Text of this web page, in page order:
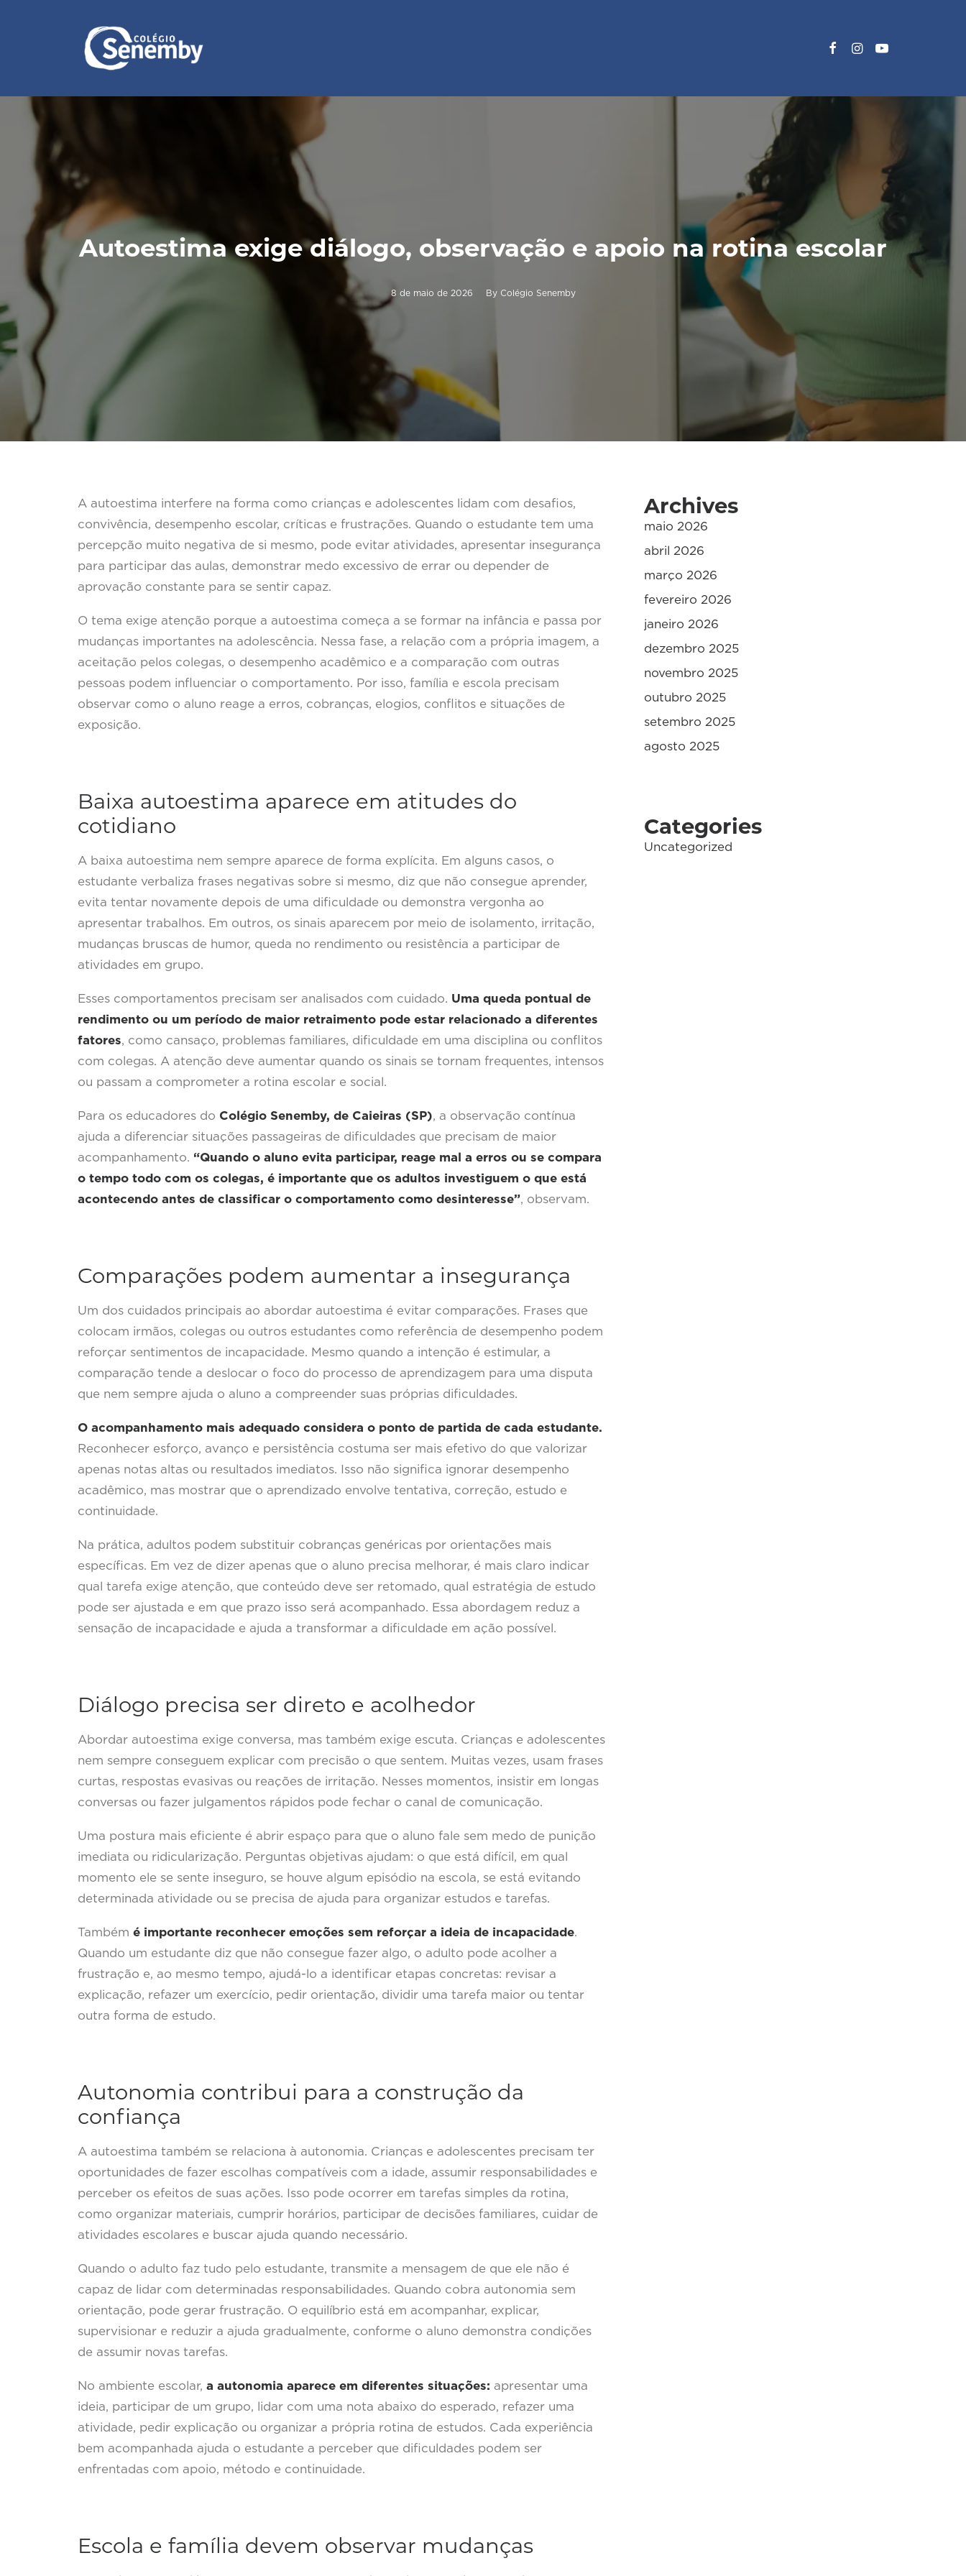
Autoestima exige diálogo, observação e apoio na rotina escolar
8 de maio de 2026 By Colégio Senemby
A autoestima interfere na forma como crianças e adolescentes lidam com desafios,
convivência, desempenho escolar, críticas e frustrações. Quando o estudante tem uma
percepção muito negativa de si mesmo, pode evitar atividades, apresentar insegurança
para participar das aulas, demonstrar medo excessivo de errar ou depender de
aprovação constante para se sentir capaz.
O tema exige atenção porque a autoestima começa a se formar na infância e passa por
mudanças importantes na adolescência. Nessa fase, a relação com a própria imagem, a
aceitação pelos colegas, o desempenho acadêmico e a comparação com outras
pessoas podem influenciar o comportamento. Por isso, família e escola precisam
observar como o aluno reage a erros, cobranças, elogios, conflitos e situações de
exposição.
Baixa autoestima aparece em atitudes do
cotidiano
A baixa autoestima nem sempre aparece de forma explícita. Em alguns casos, o
estudante verbaliza frases negativas sobre si mesmo, diz que não consegue aprender,
evita tentar novamente depois de uma dificuldade ou demonstra vergonha ao
apresentar trabalhos. Em outros, os sinais aparecem por meio de isolamento, irritação,
mudanças bruscas de humor, queda no rendimento ou resistência a participar de
atividades em grupo.
Esses comportamentos precisam ser analisados com cuidado. Uma queda pontual de
rendimento ou um período de maior retraimento pode estar relacionado a diferentes
fatores, como cansaço, problemas familiares, dificuldade em uma disciplina ou conflitos
com colegas. A atenção deve aumentar quando os sinais se tornam frequentes, intensos
ou passam a comprometer a rotina escolar e social.
Para os educadores do Colégio Senemby, de Caieiras (SP), a observação contínua
ajuda a diferenciar situações passageiras de dificuldades que precisam de maior
acompanhamento. “Quando o aluno evita participar, reage mal a erros ou se compara
o tempo todo com os colegas, é importante que os adultos investiguem o que está
acontecendo antes de classificar o comportamento como desinteresse”, observam.
Comparações podem aumentar a insegurança
Um dos cuidados principais ao abordar autoestima é evitar comparações. Frases que
colocam irmãos, colegas ou outros estudantes como referência de desempenho podem
reforçar sentimentos de incapacidade. Mesmo quando a intenção é estimular, a
comparação tende a deslocar o foco do processo de aprendizagem para uma disputa
que nem sempre ajuda o aluno a compreender suas próprias dificuldades.
O acompanhamento mais adequado considera o ponto de partida de cada estudante.
Reconhecer esforço, avanço e persistência costuma ser mais efetivo do que valorizar
apenas notas altas ou resultados imediatos. Isso não significa ignorar desempenho
acadêmico, mas mostrar que o aprendizado envolve tentativa, correção, estudo e
continuidade.
Na prática, adultos podem substituir cobranças genéricas por orientações mais
específicas. Em vez de dizer apenas que o aluno precisa melhorar, é mais claro indicar
qual tarefa exige atenção, que conteúdo deve ser retomado, qual estratégia de estudo
pode ser ajustada e em que prazo isso será acompanhado. Essa abordagem reduz a
sensação de incapacidade e ajuda a transformar a dificuldade em ação possível.
Diálogo precisa ser direto e acolhedor
Abordar autoestima exige conversa, mas também exige escuta. Crianças e adolescentes
nem sempre conseguem explicar com precisão o que sentem. Muitas vezes, usam frases
curtas, respostas evasivas ou reações de irritação. Nesses momentos, insistir em longas
conversas ou fazer julgamentos rápidos pode fechar o canal de comunicação.
Uma postura mais eficiente é abrir espaço para que o aluno fale sem medo de punição
imediata ou ridicularização. Perguntas objetivas ajudam: o que está difícil, em qual
momento ele se sente inseguro, se houve algum episódio na escola, se está evitando
determinada atividade ou se precisa de ajuda para organizar estudos e tarefas.
Também é importante reconhecer emoções sem reforçar a ideia de incapacidade.
Quando um estudante diz que não consegue fazer algo, o adulto pode acolher a
frustração e, ao mesmo tempo, ajudá-lo a identificar etapas concretas: revisar a
explicação, refazer um exercício, pedir orientação, dividir uma tarefa maior ou tentar
outra forma de estudo.
Autonomia contribui para a construção da
confiança
A autoestima também se relaciona à autonomia. Crianças e adolescentes precisam ter
oportunidades de fazer escolhas compatíveis com a idade, assumir responsabilidades e
perceber os efeitos de suas ações. Isso pode ocorrer em tarefas simples da rotina,
como organizar materiais, cumprir horários, participar de decisões familiares, cuidar de
atividades escolares e buscar ajuda quando necessário.
Quando o adulto faz tudo pelo estudante, transmite a mensagem de que ele não é
capaz de lidar com determinadas responsabilidades. Quando cobra autonomia sem
orientação, pode gerar frustração. O equilíbrio está em acompanhar, explicar,
supervisionar e reduzir a ajuda gradualmente, conforme o aluno demonstra condições
de assumir novas tarefas.
No ambiente escolar, a autonomia aparece em diferentes situações: apresentar uma
ideia, participar de um grupo, lidar com uma nota abaixo do esperado, refazer uma
atividade, pedir explicação ou organizar a própria rotina de estudos. Cada experiência
bem acompanhada ajuda o estudante a perceber que dificuldades podem ser
enfrentadas com apoio, método e continuidade.
Escola e família devem observar mudanças
Archives
maio 2026
abril 2026
março 2026
fevereiro 2026
janeiro 2026
dezembro 2025
novembro 2025
outubro 2025
setembro 2025
agosto 2025
Categories
Uncategorized